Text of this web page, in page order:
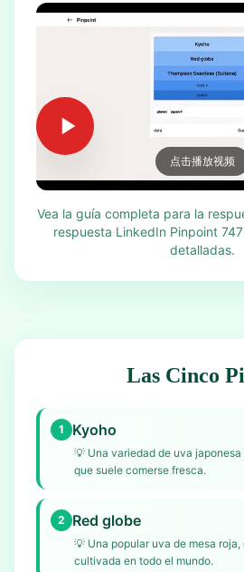
点击播放视频
Vea la guía completa para la
respuesta LinkedIn Pinpoint
detalladas.
Las Cinco
1 Kyoho
💡 Una variedad de uva
que suele comerse fresca.
2 Red globe
💡 Una popular uva de mesa
cultivada en todo el mundo.